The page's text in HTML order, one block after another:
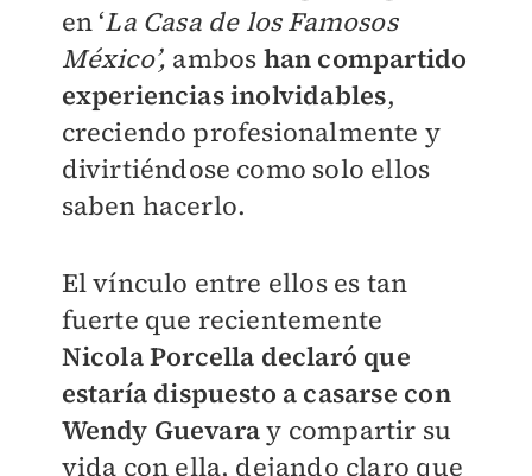
en ‘La Casa de los Famosos
México’, ambos han compartido
experiencias inolvidables,
creciendo profesionalmente y
divirtiéndose como solo ellos
saben hacerlo.
El vínculo entre ellos es tan
fuerte que recientemente
Nicola Porcella declaró que
estaría dispuesto a casarse con
Wendy Guevaray compartir su
vida con ella, dejando claro que